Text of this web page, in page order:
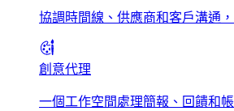
協調時間線、供應商和客戶溝通
創意代理
一個工作空間處理簡報、回饋和